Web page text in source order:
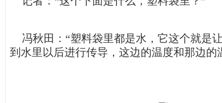
冯秋田：“塑料袋里都是水，它这个就是
到水里以后进行传导，这边的温度和那边的